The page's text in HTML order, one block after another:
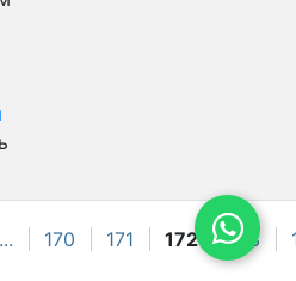
... 170 171 172 173